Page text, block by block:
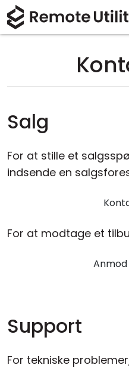
Salg
For at stille et
indsende en
For at modtage et
Support
For tekniske
Produkt
Udgivelsesnoter
Forbindelsesmodes
Produktion og
Uddannelse og
Informationsteknologi
iOS/Android
Køb
Licensassistent
Support
Dokumentation
Om
Presseværelse